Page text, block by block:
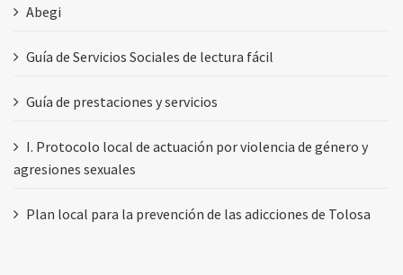
Abegi
Guía de Servicios Sociales de lectura fácil
Guía de prestaciones y servicios
I. Protocolo local de actuación por violencia de género y
agresiones sexuales
Plan local para la prevención de las adicciones de Tolosa